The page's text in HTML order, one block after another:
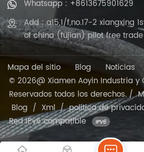
Whatsapp : +8613675901629
Add : a15,1/f,no.17-2 xiangxing
of china (fujian) pilot free trade
Mapa del sitio Blog
Noticias
© 2026@ Xiamen Aoyin Industria y
Reservados todos los derechos. /
Blog / Xml/política de
Red IPv6 compatible